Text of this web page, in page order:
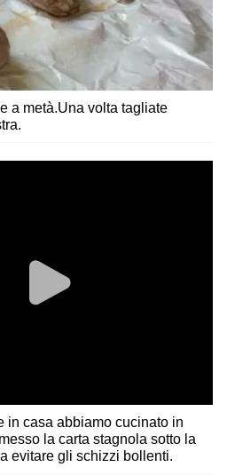
a metà.Una volta tagliate
in casa abbiamo cucinato in
la carta stagnola sotto la
evitare gli schizzi bollenti.